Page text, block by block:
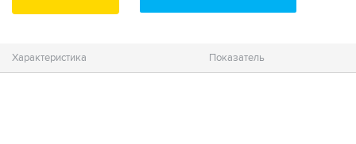
Характеристика Показатель